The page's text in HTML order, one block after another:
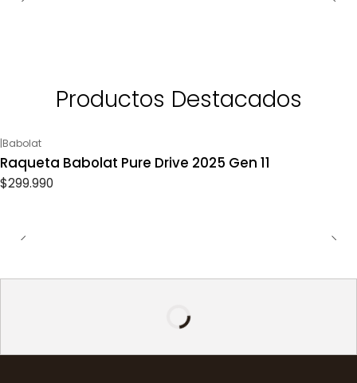
Productos Destacados
|Babolat
Raqueta Babolat Pure Drive 2025 Gen 11
$299.990